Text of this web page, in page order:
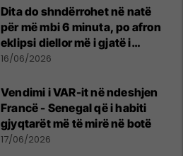
Dita do shndërrohet në natë
për më mbi 6 minuta, po afron
eklipsi diellor më i gjatë i
shekullit të 21-të
16/06/2026
Vendimi i VAR-it në ndeshjen
Francë - Senegal që i habiti
gjyqtarët më të mirë në botë
17/06/2026